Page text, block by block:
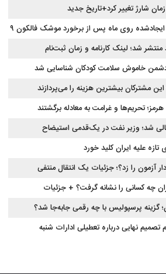
شارژ تغییر کرد+تاریخ جدید
ایجادشده روی ماه پس از برخورد موشک فالکون ۹
شد؛ لینک کارنامه و زمان ثبت‌نام
مشترکان بیشترین هزینه را می‌پردازند
شد؛ وزیر نفت در یک‌قدمی استیضاح
آزمون را زد؟؛ جزئیات یک انتقال منتفی
چه کسانی را نشانه گرفت؟ + جزئیات
گزینه پرسپولیس با چه رقمی جابه‌جا شد؟
تصمیم نهایی درباره تعطیلی ادارات شنبه